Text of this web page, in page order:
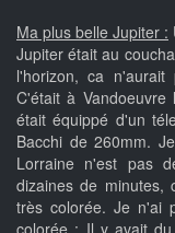
Ma plus belle Jupiter :
Jupiter était au
l'horizon, ca
C'était à Vandoeuvre
était équippé d'un
Bacchi de 260mm.
Lorraine n'est pas
dizaines de
très colorée. Je n'ai
colorée : Il y avait